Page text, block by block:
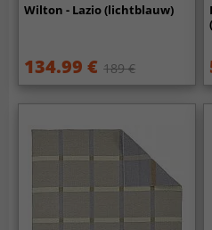
Wilton - Lazio (lichtblauw)
134.99 € 189 €